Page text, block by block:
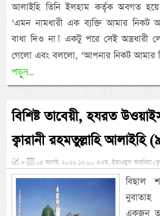
আলাইহি তিনি ইলহাম কর্তৃক অবগত
‘এমন নামধারী এক ব্যক্তি আমার
বাধা দিও না।’ একটু পরে সেই
গেলো এবং বললো, ‘আপনার নিকট আমার
পড়ুন...
বিশিষ্ট তাবেয়ী, হযরত
ক্বারানী রহমতুল্লাহি আলাইহি
» ০৫ আগস্ট, ২০২৬ ১২:০০ এএম, ইয়াওমুল আরবিয়া
বিছাল
নুবাতাহ
একজন